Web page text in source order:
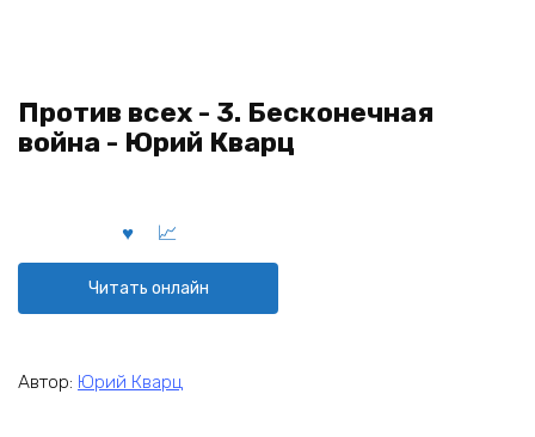
Против всех - 3. Бесконечная
война - Юрий Кварц
Читать онлайн
Автор: Юрий Кварц